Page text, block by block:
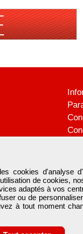
cookies d'analyse
de cookies,
adaptés à vos
ou de
à tout moment